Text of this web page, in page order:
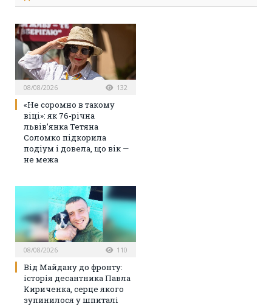
08/08/2026 132
«Не соромно в такому
віці»: як 76-річна
львів’янка Тетяна
Соломко підкорила
подіум і довела, що вік —
не межа
08/08/2026 110
Від Майдану до фронту:
історія десантника Павла
Кириченка, серце якого
зупинилося у шпиталі